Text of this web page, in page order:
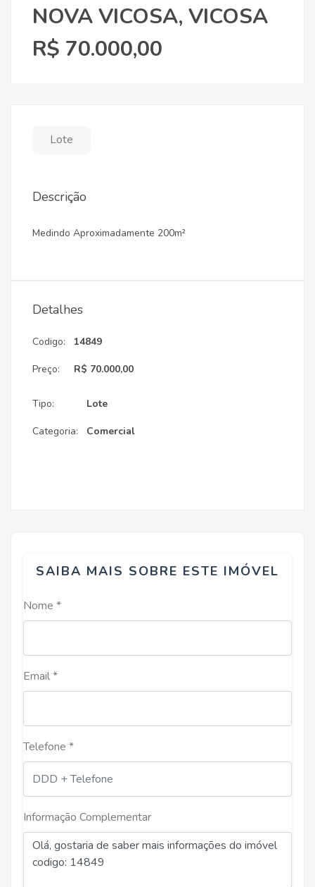
NOVA VICOSA, VICOSA
R$ 70.000,00
Lote
Descrição
Medindo Aproximadamente 200m²
Detalhes
Codigo:
Preço:
14849
R$ 70.000,00
Tipo:
Categoria:
Lote
Comercial
SAIBA MAIS SOBRE ESTE IMÓVEL
Nome *
Email *
Telefone *
Informação Complementar